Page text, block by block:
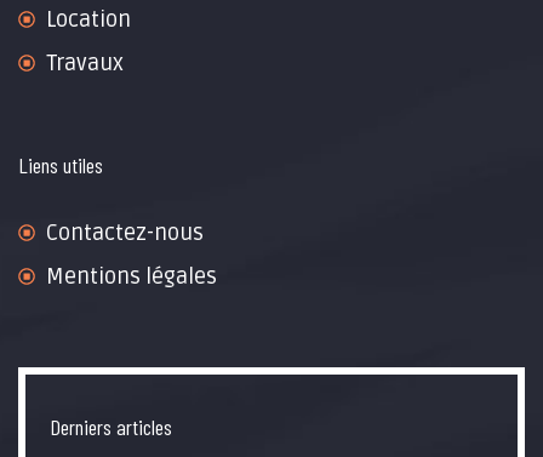
Location
Travaux
Liens utiles
Contactez-nous
Mentions légales
Derniers articles